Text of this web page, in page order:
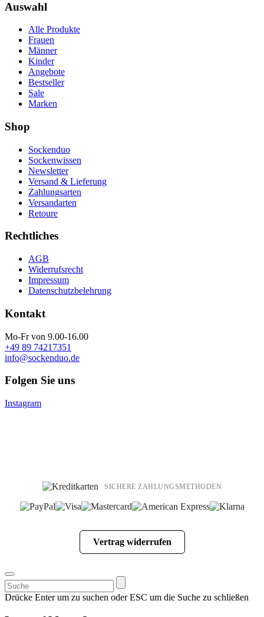
Auswahl
Alle Produkte
Frauen
Männer
Kinder
Angebote
Bestseller
Sale
Marken
Shop
Sockenduo
Sockenwissen
Newsletter
Versand & Lieferung
Zahlungsarten
Versandarten
Retoure
Rechtliches
AGB
Widerrufsrecht
Impressum
Datenschutzbelehrung
Kontakt
Mo-Fr von 9.00-16.00
+49 89 74217351
info@sockenduo.de
Folgen Sie uns
Instagram
SICHERE ZAHLUNGSMETHODEN
Vertrag widerrufen
Suchen
nach:
Drücke Enter um zu suchen oder ESC um die Suche zu schließen